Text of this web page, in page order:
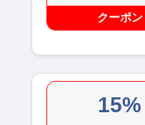
クーポン
15%